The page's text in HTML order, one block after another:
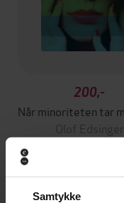
Samtykke
200,-
Olof Edsinger